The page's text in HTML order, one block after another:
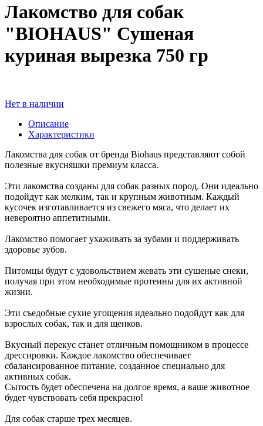
Лакомство для собак
"BIOHAUS" Cушеная
куриная вырезка 750 гр
Нет в наличии
Описание
Характеристики
Лакомства для собак от бренда Вiohaus представляют собой
полезные вкусняшки премиум класса.
Эти лакомства созданы для собак разных пород. Они идеально
подойдут как мелким, так и крупным животным. Каждый
кусочек изготавливается из свежего мяса, что делает их
невероятно аппетитными.
Лакомство помогает ухаживать за зубами и поддерживать
здоровье зубов.
Питомцы будут с удовольствием жевать эти сушеные снеки,
получая при этом необходимые протеины для их активной
жизни.
Эти съедобные сухие угощения идеально подойдут как для
взрослых собак, так и для щенков.
Вкусный перекус станет отличным помощником в процессе
дрессировки. Каждое лакомство обеспечивает
сбалансированное питание, созданное специально для
активных собак.
Сытость будет обеспечена на долгое время, а ваше животное
будет чувствовать себя прекрасно!
Для собак старше трех месяцев.